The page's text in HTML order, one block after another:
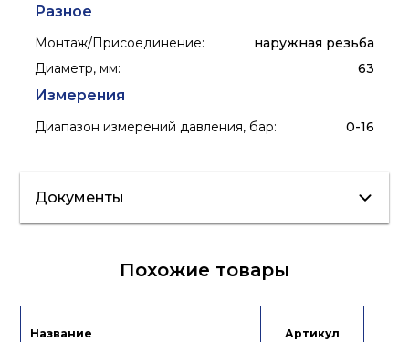
Разное
Монтаж/Присоединение:
наружная резьба
Диаметр, мм: 63
Измерения
Диапазон измерений давления, бар: 0-16
Документы
RU
Похожие товары
Название Артикул